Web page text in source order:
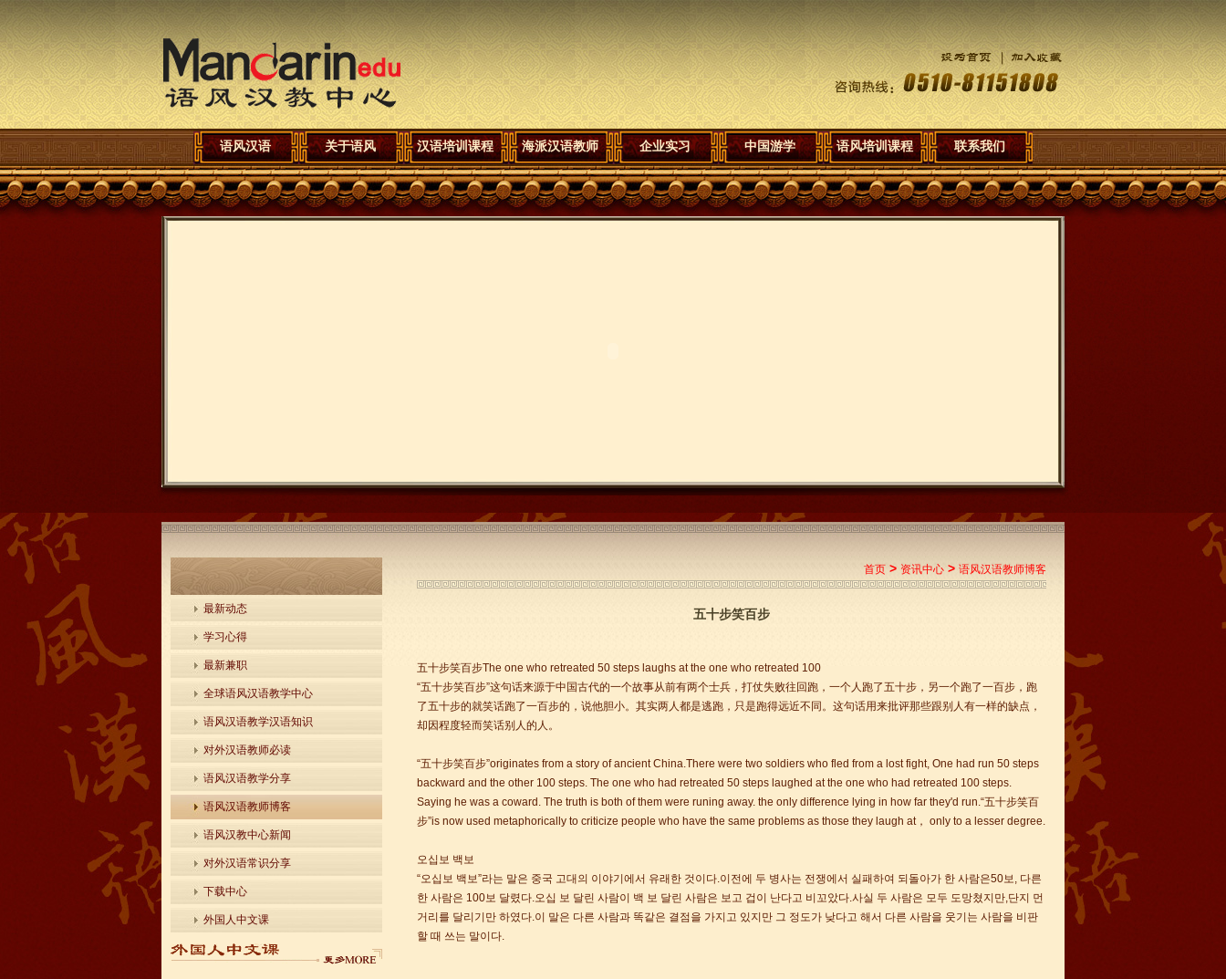
语风汉语 关于语风 汉语培训课程 海派汉语教师 企业实习 中国游学 语风培训课程 联系我们
最新动态
学习心得
最新兼职
全球语风汉语教学中心
语风汉语教学汉语知识
对外汉语教师必读
语风汉语教学分享
语风汉语教师博客
语风汉教中心新闻
对外汉语常识分享
下载中心
外国人中文课
首页 > 资讯中心 > 语风汉语教师博客
五十步笑百步
五十步笑百步The one who retreated 50 steps laughs at the one who retreated 100
“五十步笑百步”这句话来源于中国古代的一个故事从前有两个士兵，打仗失败往回跑，一个人跑了五十步，另一个跑了一百步，跑
了五十步的就笑话跑了一百步的，说他胆小。其实两人都是逃跑，只是跑得远近不同。这句话用来批评那些跟别人有一样的缺点，
却因程度轻而笑话别人的人。
“五十步笑百步”originates from a story of ancient China.There were two soldiers who fled from a lost fight, One had run 50 steps
backward and the other 100 steps. The one who had retreated 50 steps laughed at the one who had retreated 100 steps.
Saying he was a coward. The truth is both of them were runing away. the only difference lying in how far they'd run.“五十步笑百
步”is now used metaphorically to criticize people who have the same problems as those they laugh at， only to a lesser degree.
오십보 백보
“오십보 백보”라는 말은 중국 고대의 이야기에서 유래한 것이다.이전에 두 병사는 전쟁에서 실패하여 되돌아가 한 사람은50보, 다른
한 사람은 100보 달렸다.오십 보 달린 사람이 백 보 달린 사람은 보고 겁이 난다고 비꼬았다.사실 두 사람은 모두 도망쳤지만,단지 먼
거리를 달리기만 하였다.이 말은 다른 사람과 똑같은 결점을 가지고 있지만 그 정도가 낮다고 해서 다른 사람을 웃기는 사람을 비판
할 때 쓰는 말이다.